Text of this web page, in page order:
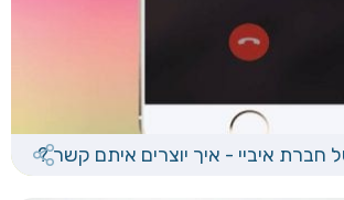
חברת איביי - איך יוצרים איתם קשר ?